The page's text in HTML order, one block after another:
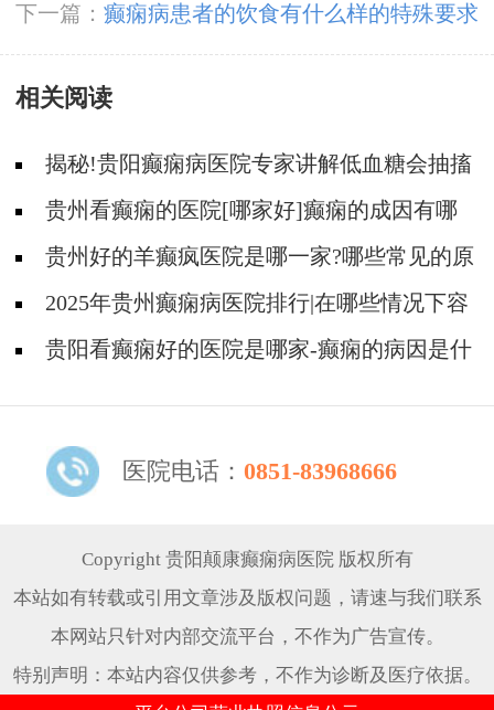
下一篇： 癫痫病患者的饮食有什么样的特殊要求
吗
相关阅读
揭秘!贵阳癫痫病医院专家讲解低血糖会抽搐
吗?贵州看癫痫的医院[哪家好]癫痫的成因有哪
些?贵州好的羊癫疯医院是哪一家?哪些常见的原
因会引起羊癫疯?
2025年贵州癫痫病医院排行|在哪些情况下容
易得癫痫？
贵阳看癫痫好的医院是哪家-癫痫的病因是什
医院电话： 0851-83968666
Copyright 贵阳颠康癫痫病医院 版权所有
本站如有转载或引用文章涉及版权问题，请速与我们联系
本网站只针对内部交流平台，不作为广告宣传。
特别声明：本站内容仅供参考，不作为诊断及医疗依据。